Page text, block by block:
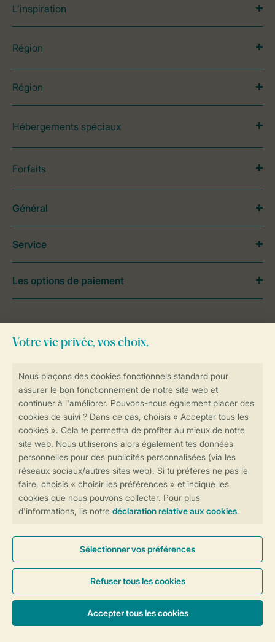
Plus d’infos et préférences
Réservations en ligne rapides et sécurisées
Transmission sécurisée des données
Paiement sécurisé
L’inspiration
Région
Région
Hébergements spéciaux
Forfaits
contactez notreContact Center.
Général
Service
Les options de paiement
Conditions générales Privée
Cookies et bannières
© 2026 Landal